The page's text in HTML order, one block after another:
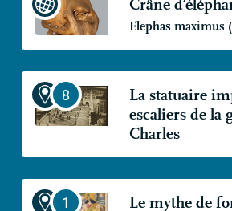
Crâne
Elephas maximus
La statuaire
escaliers de la
Charles
Le mythe de